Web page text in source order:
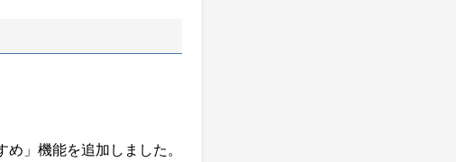
」機能を追加しました。